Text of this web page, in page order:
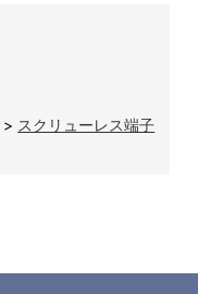
> スクリューレス端子